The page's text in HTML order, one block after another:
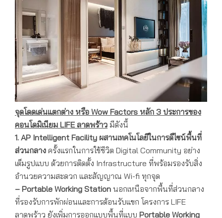
จุดโดดเด่นแตกต่าง หรือ Wow Factors หลัก 3 ประการของ
คอนโดมิเนียม LIFE ลาดพร้าว มีดังนี้
1. AP Intelligent Facility ผสานเทคโนโลยีในการดีไซน์พื้นที่
ส่วนกลาง ครั้งแรกในการใช้ชีวิต Digital Community อย่าง
เต็มรูปแบบ ด้วยการติดตั้ง Infrastructure ที่พร้อมรองรับสิ่ง
อำนวยความสะดวก และสัญญาณ Wi-fi ทุกจุด
– Portable Working Station นอกเหนือจากพื้นที่ส่วนกลาง
ที่รองรับการพักผ่อนและการต้อนรับแขก โครงการ LIFE
ลาดพร้าว ยังเพิ่มการออกแบบพื้นที่แบบ Portable Working